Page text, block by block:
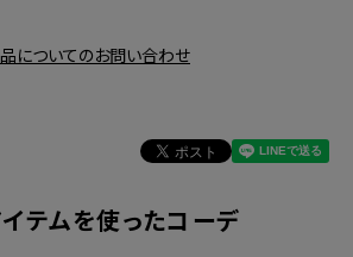
についてのお問い合わせ
テムを使ったコーデ